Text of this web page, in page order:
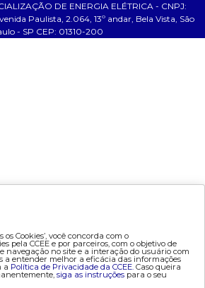
DE ENERGIA ELÉTRICA - CNPJ:
Paulista, 2.064, 13º andar, Bela Vista, São
- SP CEP: 01310-200
Cookies’, você concorda com o
pela CCEE e por parceiros, com o objetivo de
navegação no site e a interação do usuário com
a entender melhor a eficácia das informações
a Política de Privacidade da CCEE. Caso queira
siga as instruções para o seu